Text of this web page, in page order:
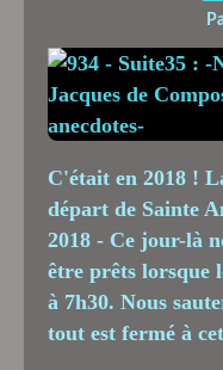
C'était en 2018 !
départ de Sainte
2018 - Ce jour-là
être prêts lorsque
à 7h30. Nous
tout est fermé à